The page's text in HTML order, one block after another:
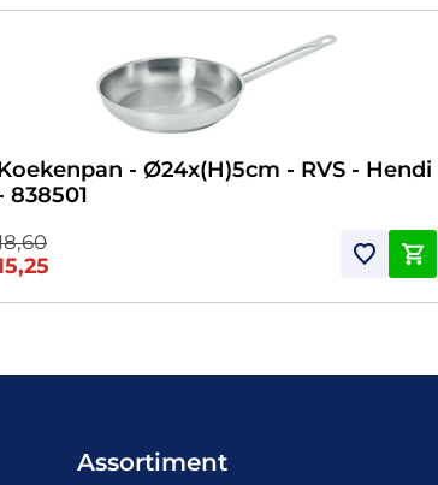
- Ø24x(H)5cm - RVS - Hendi
838501
Assortiment